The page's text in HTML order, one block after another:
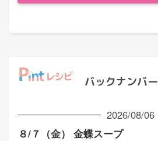
バックナンバー
2026/08/06
８/７（金） 金蝶スープ